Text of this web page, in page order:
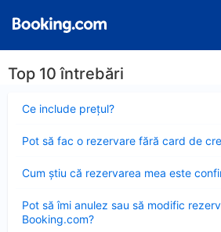
Top 10 întrebări
Ce include preţul?
închis
Pot să fac o rezervare fără card de
închis
Cum ştiu că rezervarea mea este
închis
Pot să îmi anulez sau să modific
Booking.com?
închis